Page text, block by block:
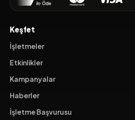
Keşfet
İşletmeler
Etkinlikler
Kampanyalar
Haberler
İşletme Başvurusu